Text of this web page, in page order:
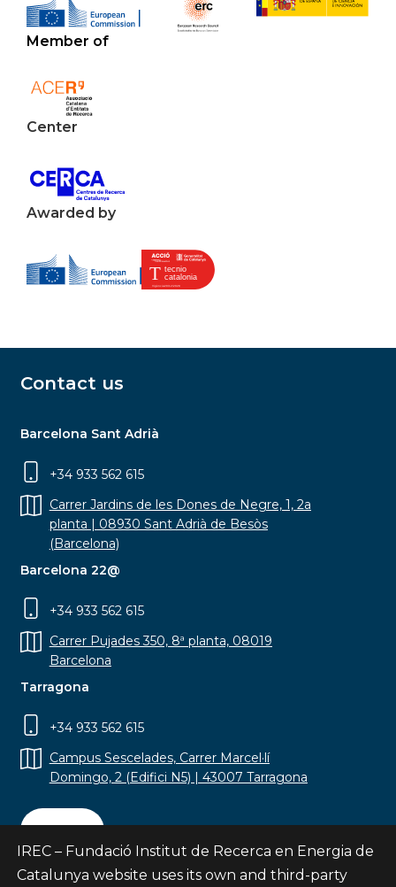
Member of
Center
Awarded by
Contact us
Barcelona Sant Adrià
+34 933 562 615
Carrer Jardins de les Dones de Negre, 1, 2a
planta | 08930 Sant Adrià de Besòs
(Barcelona)
Barcelona 22@
+34 933 562 615
Carrer Pujades 350, 8ª planta, 08019
Barcelona
Tarragona
+34 933 562 615
Campus Sescelades, Carrer Marcel·lí
Domingo, 2 (Edifici N5) | 43007 Tarragona
Contact
IREC – Fundació Institut de Recerca en Energia de
Catalunya website uses its own and third-party